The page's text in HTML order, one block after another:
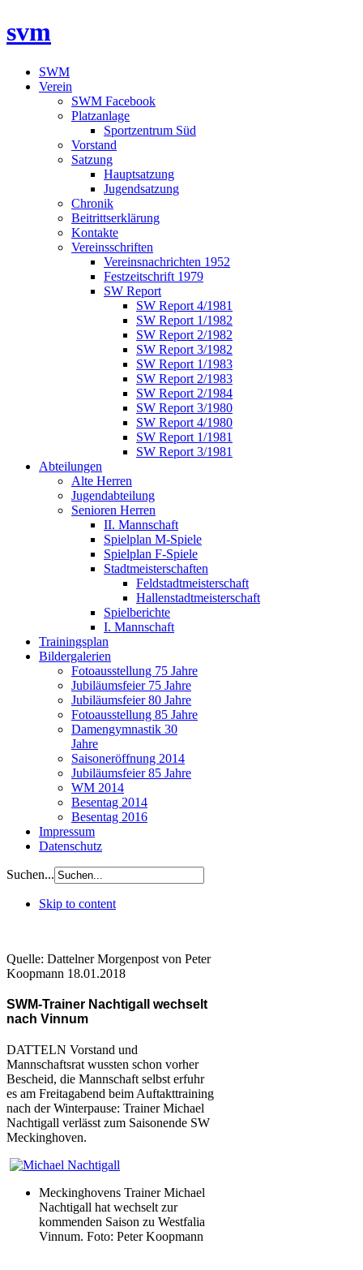
svm
SWM
Verein
SWM Facebook
Platzanlage
Sportzentrum Süd
Vorstand
Satzung
Hauptsatzung
Jugendsatzung
Chronik
Beitrittserklärung
Kontakte
Vereinsschriften
Vereinsnachrichten 1952
Festzeitschrift 1979
SW Report
SW Report 4/1981
SW Report 1/1982
SW Report 2/1982
SW Report 3/1982
SW Report 1/1983
SW Report 2/1983
SW Report 2/1984
SW Report 3/1980
SW Report 4/1980
SW Report 1/1981
SW Report 3/1981
Abteilungen
Alte Herren
Jugendabteilung
Senioren Herren
II. Mannschaft
Spielplan M-Spiele
Spielplan F-Spiele
Stadtmeisterschaften
Feldstadtmeisterschaft
Hallenstadtmeisterschaft
Spielberichte
I. Mannschaft
Trainingsplan
Bildergalerien
Fotoausstellung 75 Jahre
Jubiläumsfeier 75 Jahre
Jubiläumsfeier 80 Jahre
Fotoausstellung 85 Jahre
Damengymnastik 30
Jahre
Saisoneröffnung 2014
Jubiläumsfeier 85 Jahre
WM 2014
Besentag 2014
Besentag 2016
Impressum
Datenschutz
Suchen...
Skip to content
Quelle: Dattelner Morgenpost von Peter
Koopmann 18.01.2018
SWM-Trainer Nachtigall wechselt
nach Vinnum
DATTELN Vorstand und
Mannschaftsrat wussten schon vorher
Bescheid, die Mannschaft selbst erfuhr
es am Freitagabend beim Auftakttraining
nach der Winterpause: Trainer Michael
Nachtigall verlässt zum Saisonende SW
Meckinghoven.
Meckinghovens Trainer Michael
Nachtigall hat wechselt zur
kommenden Saison zu Westfalia
Vinnum. Foto: Peter Koopmann